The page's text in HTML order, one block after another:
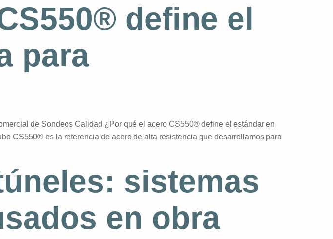
define el
para
de Sondeos Calidad ¿Por qué el acero CS550® define el estándar en
CS550® es la referencia de acero de alta resistencia que desarrollamos para
sistemas
en obra